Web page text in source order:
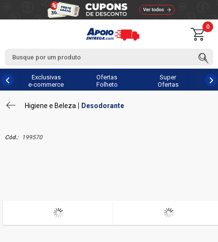
0
Exclusivas
e-commerce
Ofertas
Folheto
Super
Ofertas
Higiene e Beleza Desodorante
Cód.: 199570